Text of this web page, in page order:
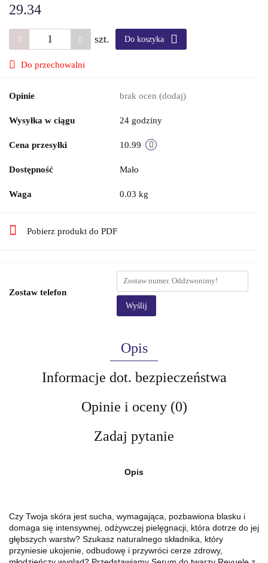
29.34
szt. Do koszyka
Do przechowalni
Opinie brak ocen (dodaj)
Wysyłka w ciągu 24 godziny
Cena przesyłki 10.99
Dostępność Mało
Waga 0.03 kg
Pobierz produkt do PDF
Zostaw telefon
Wyślij
Opis
Informacje dot. bezpieczeństwa
Opinie i oceny (0)
Zadaj pytanie
Opis
Czy Twoja skóra jest sucha, wymagająca, pozbawiona blasku i
domaga się intensywnej, odżywczej pielęgnacji, która dotrze do jej
głębszych warstw? Szukasz naturalnego składnika, który
przyniesie ukojenie, odbudowę i przywróci cerze zdrowy,